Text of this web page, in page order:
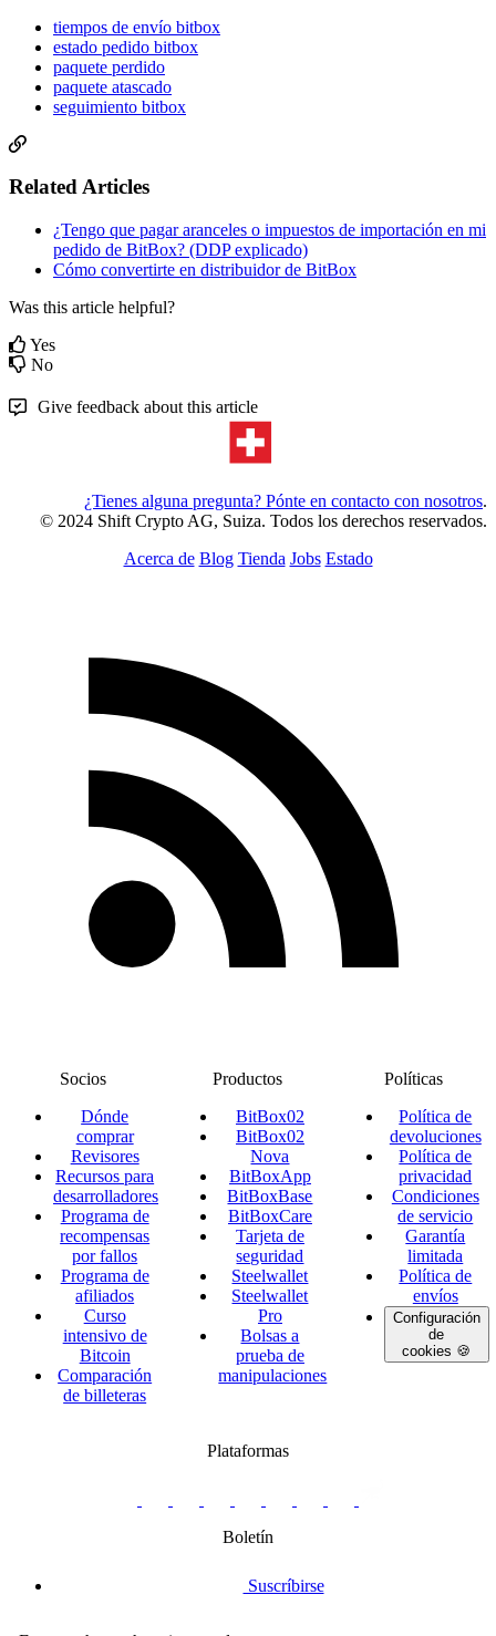
tiempos de envío bitbox
estado pedido bitbox
paquete perdido
paquete atascado
seguimiento bitbox
Related Articles
¿Tengo que pagar aranceles o impuestos de importación en mi
pedido de BitBox? (DDP explicado)
Cómo convertirte en distribuidor de BitBox
Was this article helpful?
Yes
No
Give feedback about this article
¿Tienes alguna pregunta? Pónte en contacto con nosotros.
© 2024 Shift Crypto AG, Suiza. Todos los derechos reservados.
Acerca de Blog Tienda Jobs Estado
Socios
Dónde
comprar
Revisores
Recursos para
desarrolladores
Programa de
recompensas
por fallos
Programa de
afiliados
Curso
intensivo de
Bitcoin
Comparación
de billeteras
Productos
BitBox02
BitBox02
Nova
BitBoxApp
BitBoxBase
BitBoxCare
Tarjeta de
seguridad
Steelwallet
Steelwallet
Pro
Bolsas a
prueba de
manipulaciones
Políticas
Política de
devoluciones
Política de
privacidad
Condiciones
de servicio
Garantía
limitada
Política de
envíos
Configuración
de
cookies 🍪
Plataformas
swiss
group
Boletín
Suscríbirse